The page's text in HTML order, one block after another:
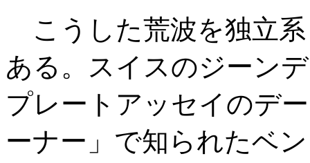
こうした荒波を独立
ある。スイスのジーン
プレートアッセイのデ
ーナー」で知られたベ